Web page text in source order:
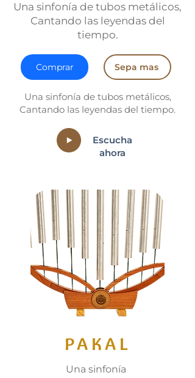
Una sinfonía de tubos metálicos,
Cantando las leyendas del
tiempo.
Comprar Sepa mas
Una sinfonía de tubos metálicos,
Cantando las leyendas del tiempo.
Escucha
ahora
PAKAL
Una sinfonía